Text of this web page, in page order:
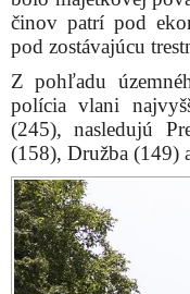
Ilustračné foto: únik
Zo závažných
roku jednu vraždu,
zdraví či 33 lúpeží.